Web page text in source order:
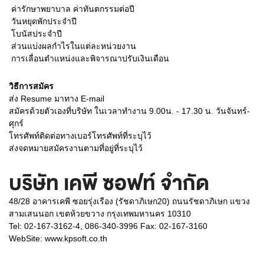
 ค่ารักษาพยาบาล ค่าทันตกรรมต่อปี
 วันหยุดพักประจำปี
 โบนัสประจำปี
 ส่วนแบ่งผลกำไรในแต่ละหน่วยงาน
 การเลื่อนตำแหน่งและพิจารณาปรับเงินเดือน
วิธีการสมัคร
ส่ง Resume มาทาง E-mail
สมัครด้วยตัวเองที่บริษัท ในเวลาทำงาน 9.00น. - 17.30 น. วันจันทร์-
ศุกร์
โทรศัพท์ติดต่อทางเบอร์โทรศัพท์ที่ระบุไว้
ส่งจดหมายสมัครงานตามที่อยู่ที่ระบุไว้
บริษัท เคพี ซอฟท์ จำกัด
48/28 อาคารเคพี ซอยรุ่งเรือง (รัชดาภิเษก20) ถนนรัชดาภิเษก แขวง
สามเสนนอก เขตห้วยขวาง กรุงเทพมหานคร 10310
Tel: 02-167-3162-4, 086-340-3996 Fax: 02-167-3160
WebSite: www.kpsoft.co.th